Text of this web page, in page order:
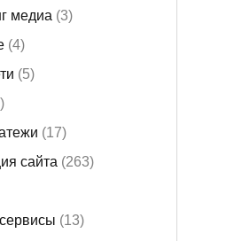
медиа (3)
(4)
(5)
(17)
сайта (263)
(13)